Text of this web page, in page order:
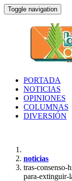
Toggle navigation
PORTADA
NOTICIAS
OPINIONES
COLUMNAS
DIVERSIÓN
noticias
tras-consenso-
para-extinguir-